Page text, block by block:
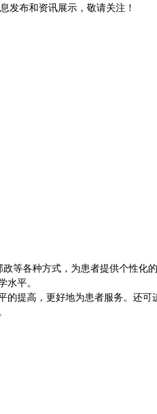
发布和资讯展示，敬请关注！
等各种方式，为患者提供个性化
平。
提高，更好地为患者服务。还